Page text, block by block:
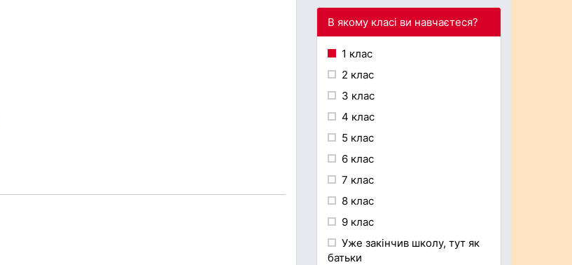
В якому класі ви навчаєтеся?
1 клас
2 клас
3 клас
4 клас
5 клас
6 клас
7 клас
8 клас
9 клас
Уже закінчив школу, тут як
батьки